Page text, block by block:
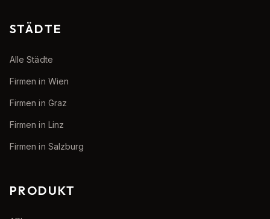
STÄDTE
Alle Städte
Firmen in Wien
Firmen in Graz
Firmen in Linz
Firmen in Salzburg
PRODUKT